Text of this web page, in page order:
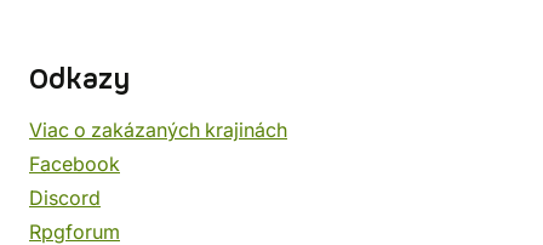
Odkazy
Viac o zakázaných krajinách
Facebook
Discord
Rpgforum